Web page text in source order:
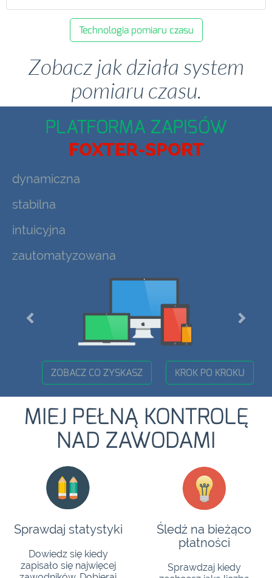
Technologia pomiaru czasu
Zobacz jak działa system
pomiaru czasu.
PLATFORMA ZAPISÓW
FOXTER-SPORT
dynamiczna
stabilna
intuicyjna
zautomatyzowana
ZOBACZ CO ZYSKASZ KROK PO KROKU
MIEJ PEŁNĄ KONTROLĘ
NAD ZAWODAMI
Sprawdaj statystyki
Dowiedz się kiedy
zapisało się najwięcej
Śledź na bieżąco
płatności
Sprawdzaj kiedy